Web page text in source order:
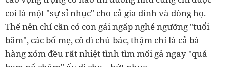
coi là một "sự sỉ nhục" cho cả gia đình và dòng họ.
Thế nên chỉ cần có con gái ngấp nghé ngưỡng "tuổi
băm", các bố mẹ, cô dì chú bác, thậm chí là cả bà
hàng xóm đều rất nhiệt tình tìm mối gả ngay "quả